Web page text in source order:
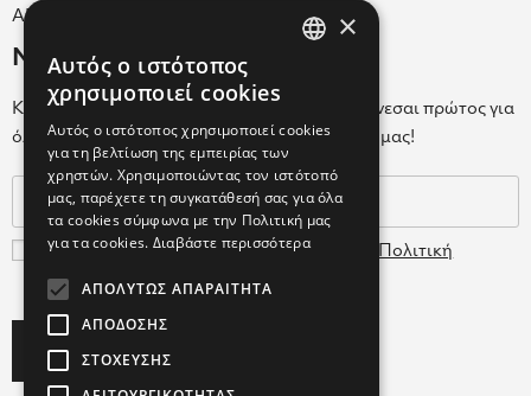
ΑΡ.Γ.Ε.ΜΗ. 038365205000
Newsletter
Κάνε εγγραφή στο Newsletter για να ενημερώνεσαι πρώτος για
όλα τα νέα μας και τα ολοκαίνουρια προϊόντα μας!
Συμφωνώ με τουςΌρους Χρήσης
Πολιτική
Δεδομένων
×
Αυτός ο ιστότοπος
χρησιμοποιεί cookies
Αυτός ο ιστότοπος χρησιμοποιεί cookies
για τη βελτίωση της εμπειρίας των
χρηστών. Χρησιμοποιώντας τον ιστότοπό
μας, παρέχετε τη συγκατάθεσή σας για όλα
τα cookies σύμφωνα με την Πολιτική μας
για τα cookies. Διαβάστε περισσότερα
ΑΠΟΛΎΤΩΣ ΑΠΑΡΑΊΤΗΤΑ
ΑΠΌΔΟΣΗΣ
ΣΤΌΧΕΥΣΗΣ